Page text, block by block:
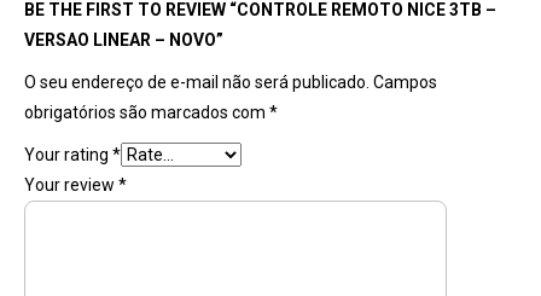
BE THE FIRST TO REVIEW “CONTROLE REMOTO NICE 3TB –
VERSAO LINEAR – NOVO”
O seu endereço de e-mail não será publicado. Campos
obrigatórios são marcados com *
Your rating *
Your review *